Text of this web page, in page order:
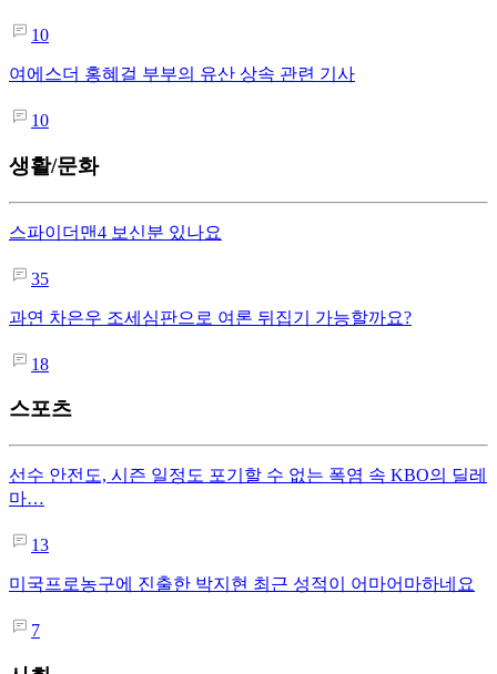
10
여에스더 홍혜걸 부부의 유산 상속 관련 기사
10
생활/문화
스파이더맨4 보신분 있나요
35
과연 차은우 조세심판으로 여론 뒤집기 가능할까요?
18
스포츠
선수 안전도, 시즌 일정도 포기할 수 없는 폭염 속 KBO의 딜레
마…
13
미국프로농구에 진출한 박지현 최근 성적이 어마어마하네요
7